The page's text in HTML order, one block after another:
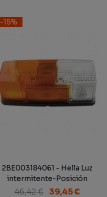
-15%
2BE003184061 - Hella Luz
intermitente-Posición
Derecha
46,42 € 39,45 €